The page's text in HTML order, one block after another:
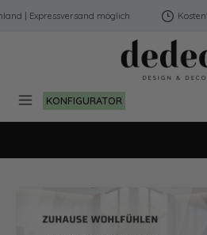
Zum Hauptinhalt springen
möglich Kostenfreier
KONFIGURATOR